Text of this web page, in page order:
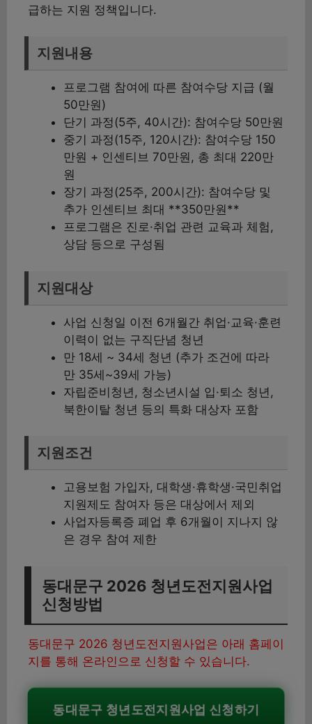
급하는 지원 정책입니다.
지원내용
프로그램 참여에 따른 참여수당 지급 (월
50만원)
단기 과정(5주, 40시간): 참여수당 50만원
중기 과정(15주, 120시간): 참여수당 150
만원 + 인센티브 70만원, 총 최대 220만
원
장기 과정(25주, 200시간): 참여수당 및
추가 인센티브 최대 **350만원**
프로그램은 진로·취업 관련 교육과 체험,
상담 등으로 구성됨
지원대상
사업 신청일 이전 6개월간 취업·교육·훈련
이력이 없는 구직단념 청년
만 18세 ~ 34세 청년 (추가 조건에 따라
만 35세~39세 가능)
자립준비청년, 청소년시설 입·퇴소 청년,
북한이탈 청년 등의 특화 대상자 포함
지원조건
고용보험 가입자, 대학생·휴학생·국민취업
지원제도 참여자 등은 대상에서 제외
사업자등록증 폐업 후 6개월이 지나지 않
은 경우 참여 제한
동대문구 2026 청년도전지원사업
신청방법
동대문구 2026 청년도전지원사업은 아래 홈페이
지를 통해 온라인으로 신청할 수 있습니다.
동대문구 청년도전지원사업 신청하기